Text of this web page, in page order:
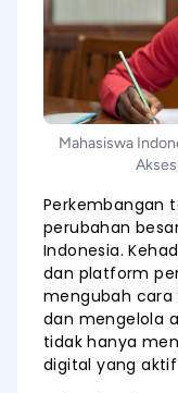
Mahasiswa
Perkembangan
perubahan
Indonesia.
dan platform
mengubah cara
dan mengelola
tidak hanya
digital yang